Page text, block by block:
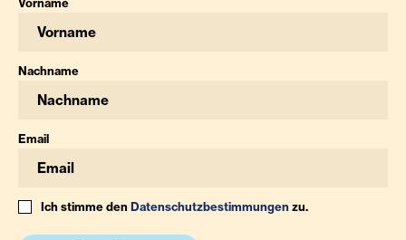
Nachname
Email
Ich stimme denDatenschutzbestimmungenzu.